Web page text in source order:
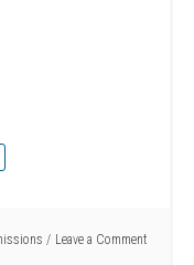
Leave a Comment